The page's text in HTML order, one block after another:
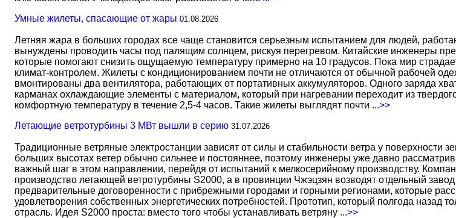
Умные жилеты, спасающие от жары 01.08.2026
Летняя жара в больших городах все чаще становится серьезным испытанием для людей,
вынуждены проводить часы под палящим солнцем, рискуя перегревом. Китайские инженеры
которые помогают снизить ощущаемую температуру примерно на 10 градусов. Пока мир
климат-контролем. Жилеты с кондиционированием почти не отличаются от обычной рабочей
вмонтированы два вентилятора, работающих от портативных аккумуляторов. Одного заряда
карманах охлаждающие элементы с материалом, который при нагревании переходит из
комфортную температуру в течение 2,5-4 часов. Такие жилеты выглядят почти ...>>
Летающие ветротурбины 3 МВт вышли в серию 31.07.2026
Традиционные ветряные электростанции зависят от силы и стабильности ветра у
больших высотах ветер обычно сильнее и постояннее, поэтому инженеры уже давно
важный шаг в этом направлении, перейдя от испытаний к мелкосерийному производству.
производство летающей ветротурбины S2000, а в провинции Чжэцзян возводят отдельный
предварительные договоренности с прибрежными городами и горными регионами, которые
удовлетворения собственных энергетических потребностей. Прототип, который полгода
отрасль. Идея S2000 проста: вместо того чтобы устанавливать ветряну ...>>